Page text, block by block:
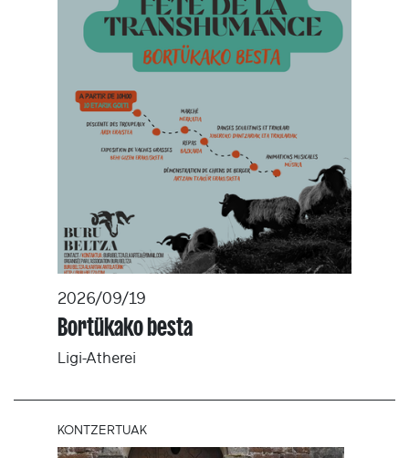
2026/09/19
Bortükako besta
Ligi-Atherei
KONTZERTUAK